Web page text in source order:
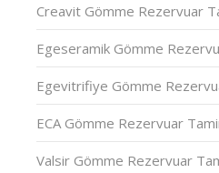
Creavit Gömme Rezervuar
Egeseramik Gömme
Egevitrifiye Gömme
ECA Gömme Rezervuar
Valsir Gömme Rezervuar